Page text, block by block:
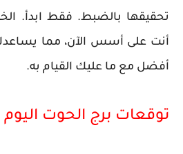
تحقيقها بالضبط. فقط ابدأ.
أنت على أسس الآن، مما
أفضل مع ما عليك القيام به.
توقعات برج الحوت